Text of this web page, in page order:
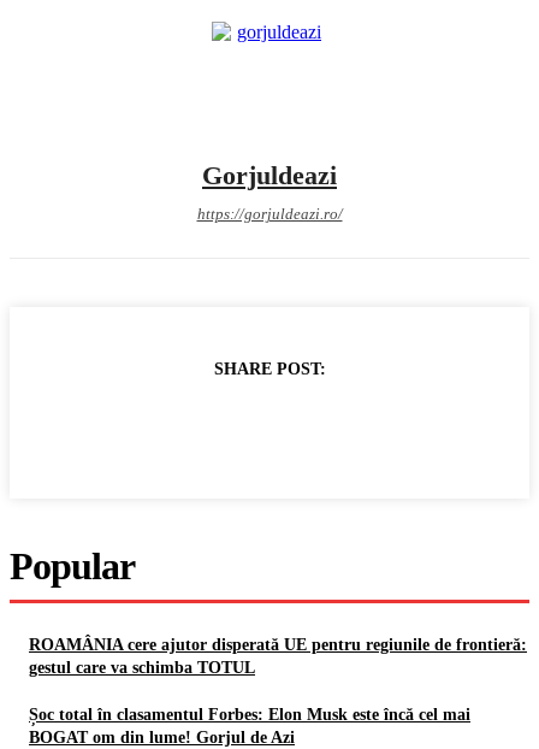
Gorjuldeazi
https://gorjuldeazi.ro/
SHARE POST:
Popular
ROAMÂNIA cere ajutor disperată UE pentru regiunile de frontieră:
gestul care va schimba TOTUL
Șoc total în clasamentul Forbes: Elon Musk este încă cel mai
BOGAT om din lume! Gorjul de Azi